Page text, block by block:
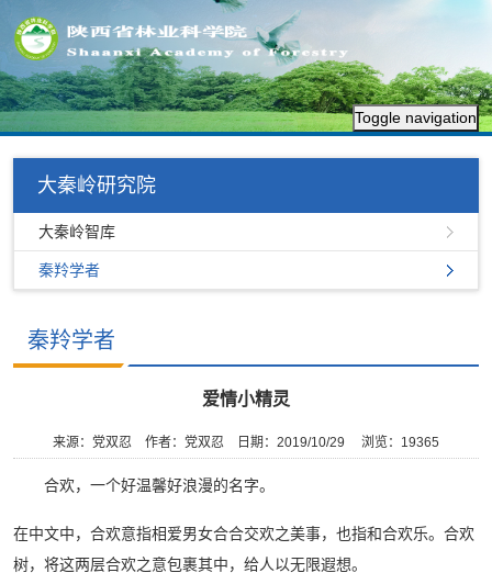
Toggle navigation
大秦岭研究院
大秦岭智库
秦羚学者
秦羚学者
爱情小精灵
来源：党双忍 作者：党双忍 日期：2019/10/29 浏览： 19365
合欢，一个好温馨好浪漫的名字。
在中文中，合欢意指相爱男女合合交欢之美事，也指和合欢乐。合欢
树，将这两层合欢之意包裹其中，给人以无限遐想。